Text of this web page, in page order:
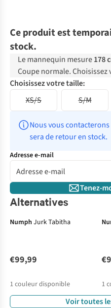
Ce produit est
stock.
Le mannequin mesure178
Coupe normale.
Choisissez votre taille:
XS/S
S/M
Nous vous
sera de retour en stock.
Adresse e-mail
Tenez-
Alternatives
Numph Jurk Tabitha
€99,99
1 couleur disponible 1
Voir toutes